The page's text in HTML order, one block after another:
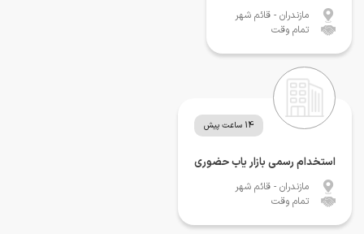
مازندران - قائم شهر
تمام وقت
14 ساعت پیش
استخدام رسمی بازار یاب حضوری
مازندران - قائم شهر
تمام وقت